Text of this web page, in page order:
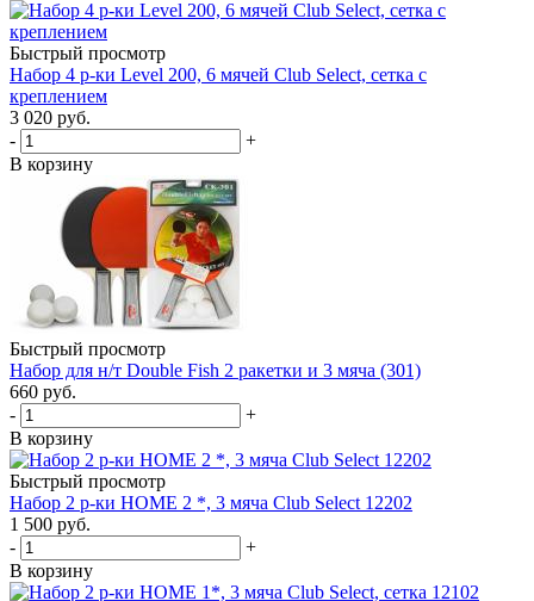
Быстрый просмотр
Набор 4 р-ки Level 200, 6 мячей Club Select, сетка с
креплением
3 020 руб.
-
+
В корзину
Быстрый просмотр
Набор для н/т Double Fish 2 ракетки и 3 мяча (301)
660 руб.
-
+
В корзину
Быстрый просмотр
Набор 2 р-ки HOME 2 *, 3 мяча Club Select 12202
1 500 руб.
-
+
В корзину